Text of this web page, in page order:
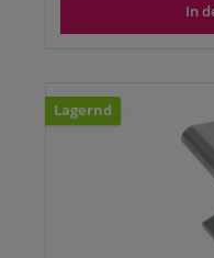
In
Lagernd